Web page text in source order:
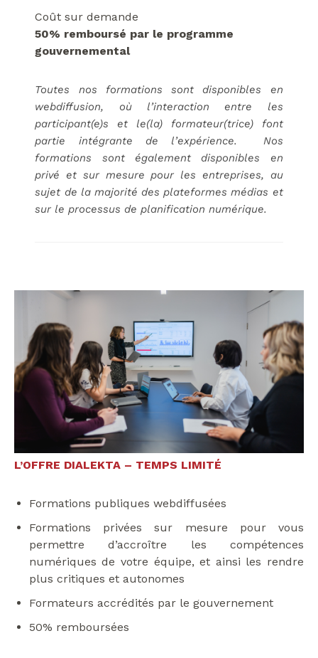
Coût sur demande
50% remboursé par le programme
gouvernemental
Toutes nos formations sont disponibles en
webdiffusion, où l’interaction entre les
participant(e)s et le(la) formateur(trice) font
partie intégrante de l’expérience. Nos
formations sont également disponibles en
privé et sur mesure pour les entreprises, au
sujet de la majorité des plateformes médias et
sur le processus de planification numérique.
L’OFFRE DIALEKTA – TEMPS LIMITÉ
Formations publiques webdiffusées
Formations privées sur mesure pour vous
permettre d’accroître les compétences
numériques de votre équipe, et ainsi les rendre
plus critiques et autonomes
Formateurs accrédités par le gouvernement
50% remboursées